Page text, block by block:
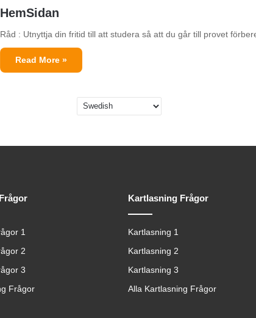
HemSidan
Råd : Utnyttja din fritid till att studera så att du går till provet
Read More »
1
2
3
Frågor
Kartlasning Frågor
Kartlasning 1
Kartlasning 2
Kartlasning 3
Alla Kartlasning Frågor